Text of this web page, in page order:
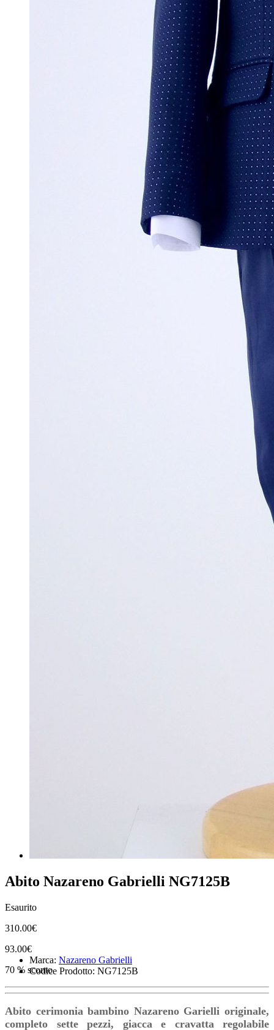
Abito Nazareno Gabrielli NG7125B
Esaurito
310.00€
93.00€
70 % sconto
Marca: Nazareno Gabrielli
Codice Prodotto: NG7125B
Abito cerimonia bambino Nazareno Garielli originale,
completo sette pezzi, giacca e cravatta regolabile